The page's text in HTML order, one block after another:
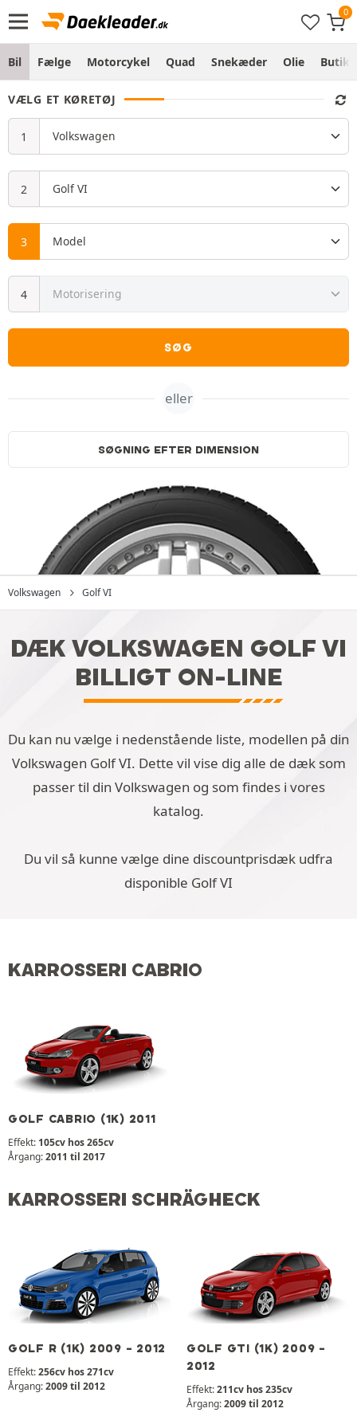
Bil Fælge Motorcykel Quad Snekæder Olie Butik
VÆLG ET KØRETØJ
SØG
eller
SØGNING EFTER DIMENSION
Volkswagen Golf VI
DÆK VOLKSWAGEN GOLF VI
BILLIGT ON-LINE
Du kan nu vælge i nedenstående liste, modellen på din
Volkswagen Golf VI. Dette vil vise dig alle de dæk som
passer til din Volkswagen og som findes i vores
katalog.
Du vil så kunne vælge dine discountprisdæk udfra
disponible Golf VI
KARROSSERI CABRIO
GOLF CABRIO (1K) 2011
Effekt: 105cv hos 265cv
Årgang:2011 til 2017
KARROSSERI SCHRÄGHECK
GOLF R (1K) 2009 - 2012
Effekt:256cv hos 271cv
Årgang:2009 til 2012
GOLF GTI (1K) 2009 -
2012
Effekt:211cv hos 235cv
Årgang:2009 til 2012